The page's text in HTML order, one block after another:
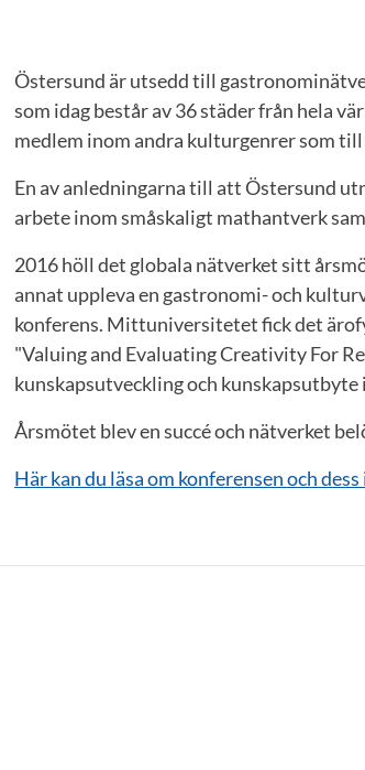
Östersund är utsedd till
som idag består av 36 städer från hela
medlem inom andra kulturgenrer som
En av anledningarna till att Östersund
arbete inom småskaligt mathantverk
2016 höll det globala nätverket sitt
annat uppleva en gastronomi- och
konferens. Mittuniversitetet fick det
"Valuing and Evaluating Creativity For
kunskapsutveckling och
Årsmötet blev en succé och nätverket
Här kan du läsa om konferensen och